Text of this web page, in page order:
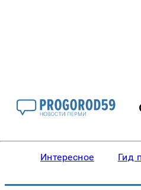
Интересное Гид